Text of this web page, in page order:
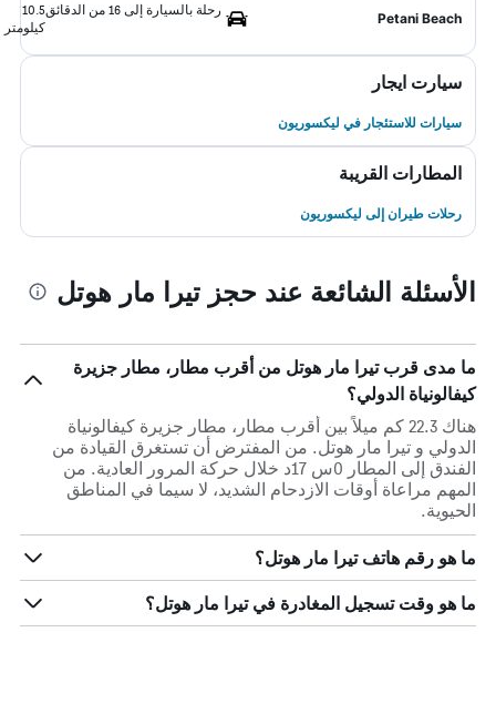
Petani Beach
رحلة بالسيارة إلى 16 من الدقائق
10.5
كيلومتر
سيارت ايجار
سيارات للاستئجار في ليكسوريون
المطارات القريبة
رحلات طيران إلى ليكسوريون
الأسئلة الشائعة عند حجز تيرا مار هوتل
ما مدى قرب تيرا مار هوتل من أقرب مطار، مطار جزيرة
كيفالونياة الدولي؟
هناك 22.3 كم ميلاً بين أقرب مطار، مطار جزيرة كيفالونياة
الدولي و تيرا مار هوتل. من المفترض أن تستغرق القيادة من
الفندق إلى المطار 0س 17د خلال حركة المرور العادية. من
المهم مراعاة أوقات الازدحام الشديد، لا سيما في المناطق
الحيوية.
ما هو رقم هاتف تيرا مار هوتل؟
ما هو وقت تسجيل المغادرة في تيرا مار هوتل؟